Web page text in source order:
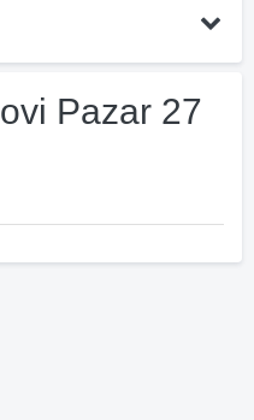
Pazar 27